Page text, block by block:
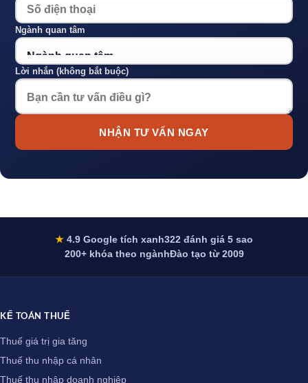
Ngành quan tâm
Lời nhắn (không bắt buộc)
NHẬN TƯ VẤN NGAY
★ 4.9 Google tích xanh322 đánh giá 5 sao
200+ khóa theo ngànhĐào tạo từ 2009
KẾ TOÁN THUẾ
Thuế giá trị gia tăng
Thuế thu nhập cá nhân
Thuế thu nhập doanh nghiệp